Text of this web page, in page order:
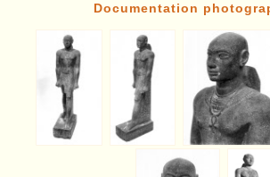
Documentation